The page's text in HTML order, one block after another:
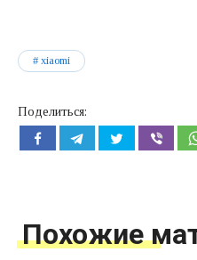
xiaomi
Поделиться:
Похожие